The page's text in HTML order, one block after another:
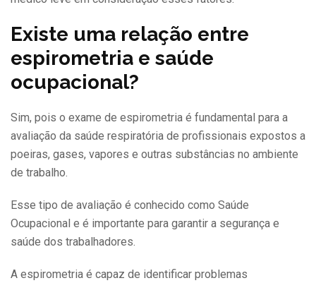
Existe uma relação entre
espirometria e saúde
ocupacional?
Sim, pois o exame de espirometria é fundamental para a
avaliação da saúde respiratória de profissionais expostos a
poeiras, gases, vapores e outras substâncias no ambiente
de trabalho.
Esse tipo de avaliação é conhecido como Saúde
Ocupacional e é importante para garantir a segurança e
saúde dos trabalhadores.
A espirometria é capaz de identificar problemas